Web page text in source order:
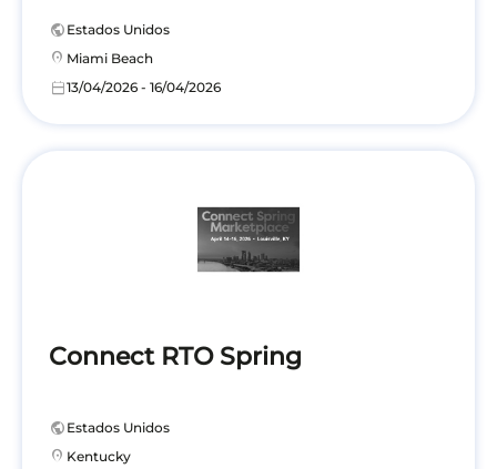
public Estados Unidos
location_on Miami Beach
calendar_today13/04/2026 - 16/04/2026
Connect RTO Spring
public Estados Unidos
location_on Kentucky